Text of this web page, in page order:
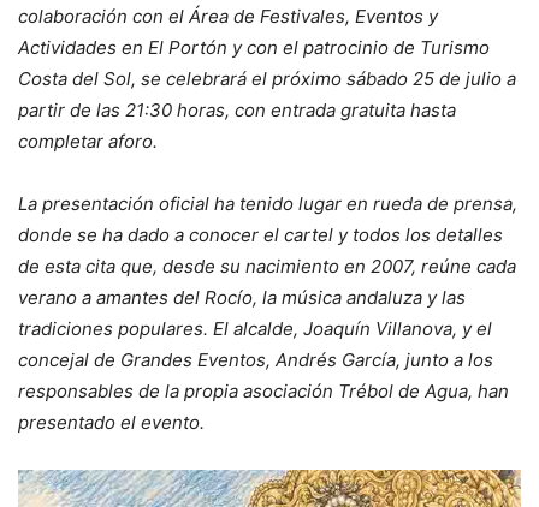
colaboración con el Área de Festivales, Eventos y
Actividades en El Portón y con el patrocinio de Turismo
Costa del Sol, se celebrará el próximo sábado 25 de julio a
partir de las 21:30 horas, con entrada gratuita hasta
completar aforo.
La presentación oficial ha tenido lugar en rueda de prensa,
donde se ha dado a conocer el cartel y todos los detalles
de esta cita que, desde su nacimiento en 2007, reúne cada
verano a amantes del Rocío, la música andaluza y las
tradiciones populares. El alcalde, Joaquín Villanova, y el
concejal de Grandes Eventos, Andrés García, junto a los
responsables de la propia asociación Trébol de Agua, han
presentado el evento.